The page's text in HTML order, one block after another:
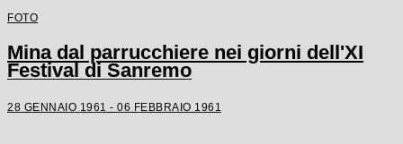
FOTO
Mina dal parrucchiere nei giorni dell'XI
Festival di Sanremo
28 GENNAIO 1961 - 06 FEBBRAIO 1961